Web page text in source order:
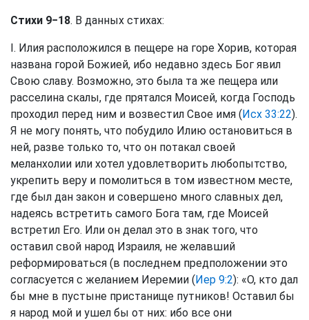
Стихи 9−18. В данных стихах:
I. Илия расположился в пещере на горе Хорив, которая
названа горой Божией, ибо недавно здесь Бог явил
Свою славу. Возможно, это была та же пещера или
расселина скалы, где прятался Моисей, когда Господь
проходил перед ним и возвестил Свое имя (Исх 33:22).
Я не могу понять, что побудило Илию остановиться в
ней, разве только то, что он потакал своей
меланхолии или хотел удовлетворить любопытство,
укрепить веру и помолиться в том известном месте,
где был дан закон и совершено много славных дел,
надеясь встретить самого Бога там, где Моисей
встретил Его. Или он делал это в знак того, что
оставил свой народ Израиля, не желавший
реформироваться (в последнем предположении это
согласуется с желанием Иеремии (Иер 9:2): «О, кто дал
бы мне в пустыне пристанище путников! Оставил бы
я народ мой и ушел бы от них: ибо все они